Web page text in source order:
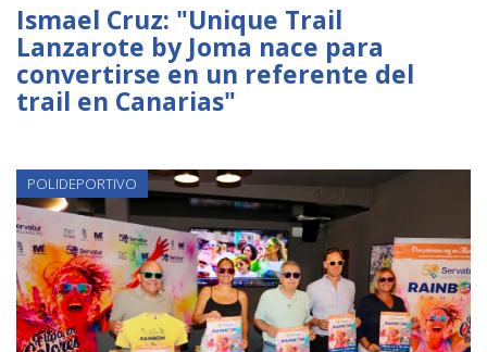
Ismael Cruz: "Unique Trail
Lanzarote by Joma nace para
convertirse en un referente del
trail en Canarias"
POLIDEPORTIVO